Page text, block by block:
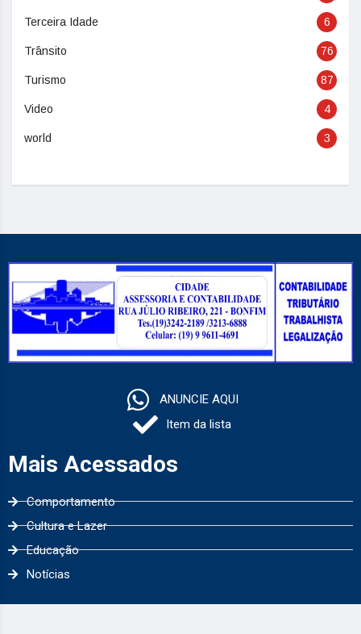
Terceira Idade 6
Trânsito 76
Turismo 87
Video 4
world 3
ANUNCIE AQUI
Item da lista
Mais Acessados
Comportamento
Cultura e Lazer
Educação
Notícias